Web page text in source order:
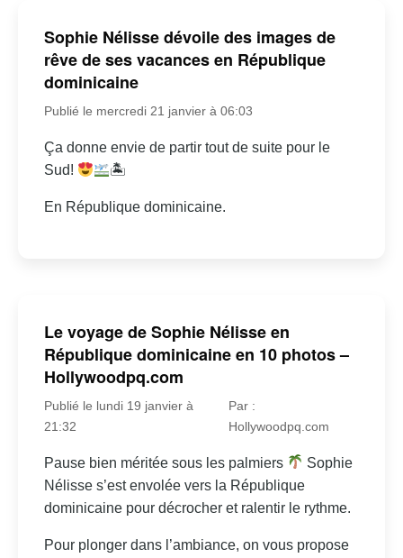
Sophie Nélisse dévoile des images de
rêve de ses vacances en République
dominicaine
Publié le mercredi 21 janvier à 06:03
Ça donne envie de partir tout de suite pour le
Sud!
🏝
En République dominicaine.
Le voyage de Sophie Nélisse en
République dominicaine en 10 photos –
Hollywoodpq.com
Publié le lundi 19 janvier à
21:32
Par :
Hollywoodpq.com
Pause bien méritée sous les palmiers
Sophie
Nélisse s’est envolée vers la République
dominicaine pour décrocher et ralentir le rythme.
Pour plonger dans l’ambiance, on vous propose